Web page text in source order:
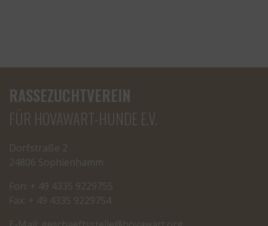
RASSEZUCHTVEREIN
FÜR HOVAWART-HUNDE E.V.
Dorfstraße 2
24806 Sophienhamm
Fon: + 49 4335 9229755
Fax: + 49 4335 9229754